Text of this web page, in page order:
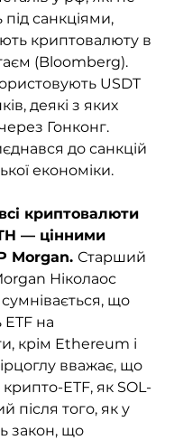
санкціями,
криптовалюту в
(Bloomberg).
USDT
деякі з яких
Гонконг.
до санкцій
економіки.
криптовалюти
— цінними
Morgan. Старший
Ніколаос
сумнівається, що
ETF на
крім Ethereum і
вважає, що
ETF, як SOL-
після того, як у
закон, що